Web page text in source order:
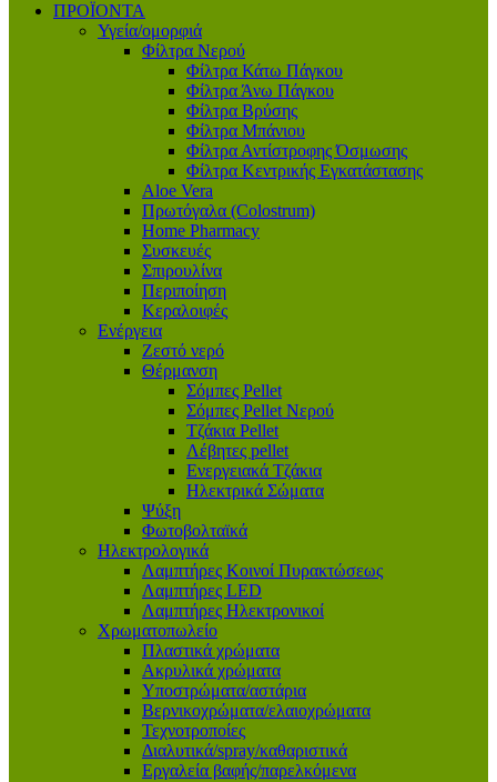
ΠΡΟΪΟΝΤΑ
Υγεία/ομορφιά
Φίλτρα Νερού
Φίλτρα Κάτω Πάγκου
Φίλτρα Άνω Πάγκου
Φίλτρα Βρύσης
Φίλτρα Μπάνιου
Φίλτρα Αντίστροφης Όσμωσης
Φίλτρα Κεντρικής Εγκατάστασης
Aloe Vera
Πρωτόγαλα (Colostrum)
Home Pharmacy
Συσκευές
Σπιρουλίνα
Περιποίηση
Κεραλοιφές
Ενέργεια
Ζεστό νερό
Θέρμανση
Σόμπες Pellet
Σόμπες Pellet Νερού
Τζάκια Pellet
Λέβητες pellet
Ενεργειακά Τζάκια
Ηλεκτρικά Σώματα
Ψύξη
Φωτοβολταϊκά
Ηλεκτρολογικά
Λαμπτήρες Κοινοί Πυρακτώσεως
Λαμπτήρες LED
Λαμπτήρες Ηλεκτρονικοί
Χρωματοπωλείο
Πλαστικά χρώματα
Ακρυλικά χρώματα
Υποστρώματα/αστάρια
Βερνικοχρώματα/ελαιοχρώματα
Τεχνοτροποίες
Διαλυτικά/spray/καθαριστικά
Εργαλεία βαφής/παρελκόμενα